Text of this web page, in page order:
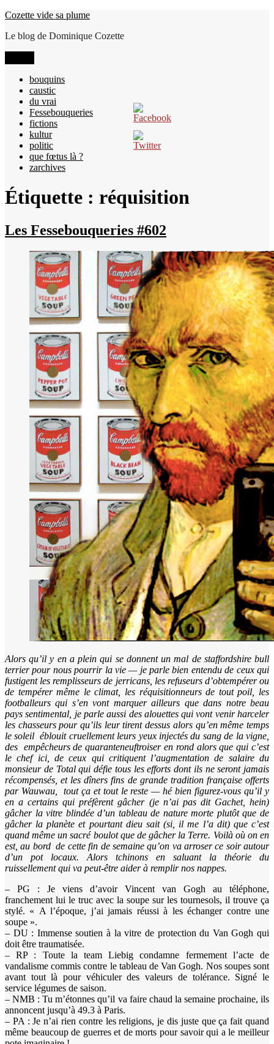
Aller
contenu
Cozette vide sa plume
Le blog de Dominique Cozette
bouquins
caustic
du vrai
Fessebouqueries
fictions
kultur
politic
que fœtus là ?
zarchives
Étiquette : réquisition
Les Fessebouqueries #602
Alors qu’il y en a plein qui se donnent un mal de staffordshire bull
terrier pour nous pourrir la vie — je parle bien entendu de ceux qui
fustigent les remplisseurs de jerricans, les refuseurs d’obtempérer ou
de tempérer même le climat, les réquisitionneurs de tout poil, les
footballeurs qui s’en vont marquer ailleurs que dans notre beau
pays sentimental, je parle aussi des alouettes qui vont venir harceler
les chasseurs pour qu’ils leur tirent dessus alors qu’en même temps
le soleil éblouit cruellement leurs yeux injectés du sang de la vigne,
des empêcheurs de quaranteneuftroiser en rond alors que qui c’est
le chef ici, de ceux qui critiquent l’augmentation de salaire du
monsieur de Total qui défie tous les efforts dont ils ne seront jamais
récompensés, et les dîners fins de grande tradition française offerts
par Wauwau, tout ça et tout le reste — hé bien figurez-vous qu’il y
en a certains qui préfèrent gâcher (je n’ai pas dit Gachet, hein)
gâcher la vitre blindée d’un tableau de nature morte plutôt que de
gâcher la planète et pourtant dieu sait (si, il me l’a dit) que c’est
quand même un sacré boulot que de gâcher la Terre. Voilà où on en
est, au bord de cette fin de semaine qu’on va arroser ce soir autour
d’un pot locaux. Alors tchinons en saluant la théorie du
ruissellement qui va peut-être aider à remplir nos nappes.
– PG : Je viens d’avoir Vincent van Gogh au téléphone,
franchement lui le truc avec la soupe sur les tournesols, il trouve ça
stylé. « A l’époque, j’ai jamais réussi à les échanger contre une
soupe ».
– DU : Immense soutien à la vitre de protection du Van Gogh qui
doit être traumatisée.
– RP : Toute la team Liebig condamne fermement l’acte de
vandalisme commis contre le tableau de Van Gogh. Nos soupes sont
avant tout là pour véhiculer des valeurs de tolérance. Signé le
service légumes de saison.
– NMB : Tu m’étonnes qu’il va faire chaud la semaine prochaine, ils
annoncent jusqu’à 49.3 à Paris.
– PA : Je n’ai rien contre les religions, je dis juste que ça fait quand
même beaucoup de guerres et de morts pour savoir qui a le meilleur